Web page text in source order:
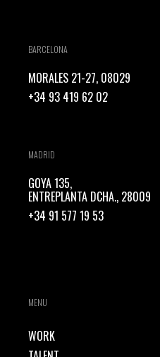
BARCELONA
MORALES 21-27, 08029
+34 93 419 62 02
MADRID
GOYA 135,
ENTREPLANTA DCHA., 28009
+34 91 577 19 53
MENU
WORK